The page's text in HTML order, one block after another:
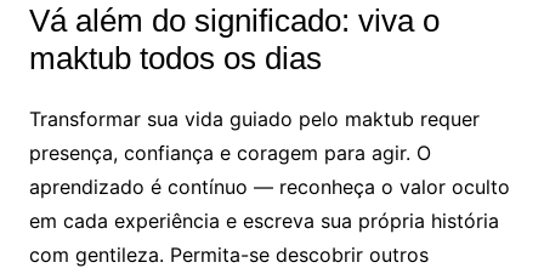
Vá além do significado: viva o
maktub todos os dias
Transformar sua vida guiado pelo maktub requer
presença, confiança e coragem para agir. O
aprendizado é contínuo — reconheça o valor oculto
em cada experiência e escreva sua própria história
com gentileza. Permita-se descobrir outros